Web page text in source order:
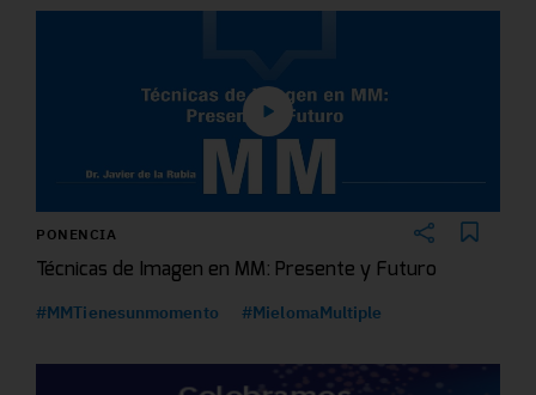
PONENCIA
Técnicas de Imagen en MM: Presente y Futuro
#MMTienesunmomento #MielomaMultiple